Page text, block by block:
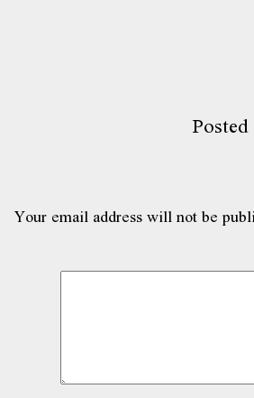
Your email address